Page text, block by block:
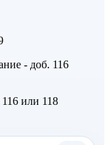
- доб. 116
116 или 118